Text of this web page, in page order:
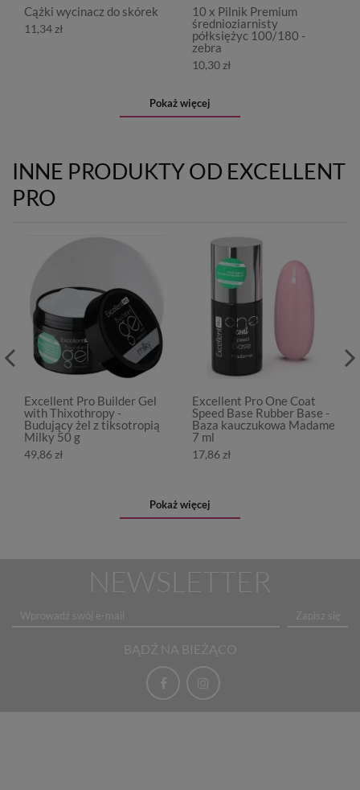
Cążki wycinacz do skórek
11,34 zł
10 x Pilnik Premium
średnioziarnisty
półksiężyc 100/180 -
zebra
10,30 zł
Pokaż więcej
INNE PRODUKTY OD EXCELLENT
PRO
Excellent Pro Builder Gel
with Thixothropy -
Budujący żel z tiksotropią
Milky 50 g
49,86 zł
Excellent Pro One Coat
Speed Base Rubber Base -
Baza kauczukowa Madame
7 ml
17,86 zł
Pokaż więcej
NEWSLETTER
Zapisz się
BĄDŹ NA BIEŻĄCO